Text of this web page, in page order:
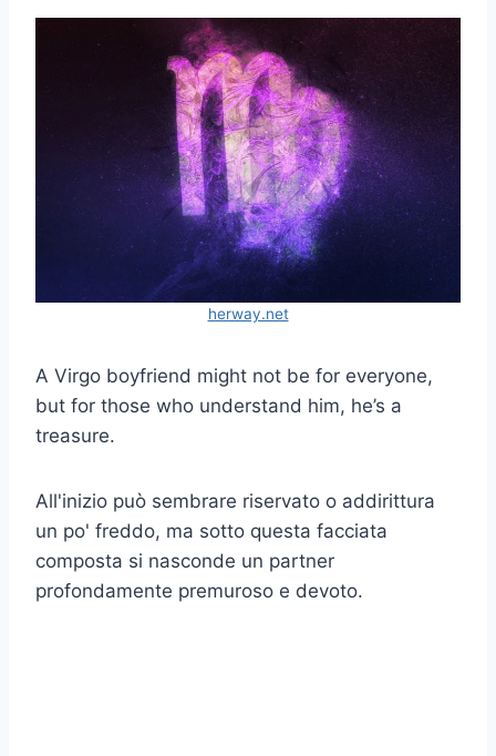
herway.net
A Virgo boyfriend might not be for everyone,
but for those who understand him, he’s a
treasure.
All'inizio può sembrare riservato o addirittura
un po' freddo, ma sotto questa facciata
composta si nasconde un partner
profondamente premuroso e devoto.